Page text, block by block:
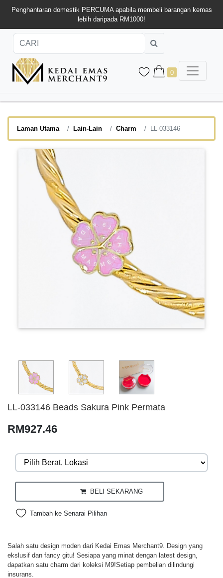
Penghantaran domestik PERCUMA apabila membeli barangan kemas
lebih daripada RM1000!
0
Laman Utama Lain-Lain Charm LL-033146
LL-033146 Beads Sakura Pink Permata
RM927.46
BELI SEKARANG
Tambah ke Senarai Pilihan
Salah satu design moden dari Kedai Emas Merchant9. Design yang
ekslusif dan fancy gitu! Sesiapa yang minat dengan latest design,
dapatkan satu charm dari koleksi M9!Setiap pembelian dilindungi
insurans.